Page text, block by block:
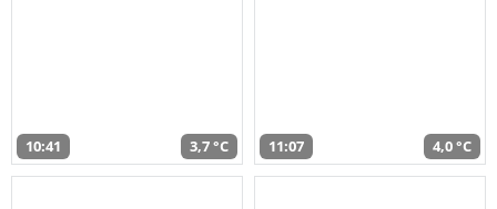
10:41 3,7 °C 11:07 4,0 °C